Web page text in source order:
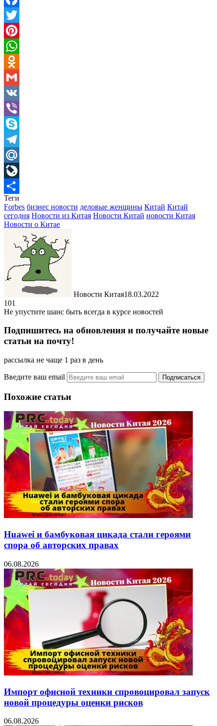
Facebook
Twitter
Pinterest
WhatsApp
Odnoklassniki
Gmail
VK
Viber
Skype
Telegram
Mail.Ru
LiveJournal
Отправить
Теги
Forbes бизнес новости деловые женщины Китай Китай
сегодня Новости из Китая Новости Китай новости Китая
Новости о Китае
Новости Китая18.03.2022
101
Не упустите шанс быть всегда в курсе новостей
Подпишитесь на обновления и получайте новые
статьи на почту!
рассылка не чаще 1 раз в день
Введите ваш email
Похожие статьи
Huawei и бамбуковая цикада стали героями
спора об авторских правах
06.08.2026
Импорт офисной техники спровоцировал запуск
новой процедуры оценки рисков
06.08.2026